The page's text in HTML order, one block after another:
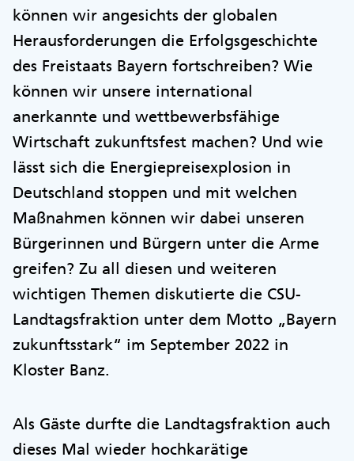
können wir angesichts der globalen
Herausforderungen die Erfolgsgeschichte
des Freistaats Bayern fortschreiben? Wie
können wir unsere international
anerkannte und wettbewerbsfähige
Wirtschaft zukunftsfest machen? Und wie
lässt sich die Energiepreisexplosion in
Deutschland stoppen und mit welchen
Maßnahmen können wir dabei unseren
Bürgerinnen und Bürgern unter die Arme
greifen? Zu all diesen und weiteren
wichtigen Themen diskutierte die CSU-
Landtagsfraktion unter dem Motto „Bayern
zukunftsstark“ im September 2022 in
Kloster Banz.
Als Gäste durfte die Landtagsfraktion auch
dieses Mal wieder hochkarätige